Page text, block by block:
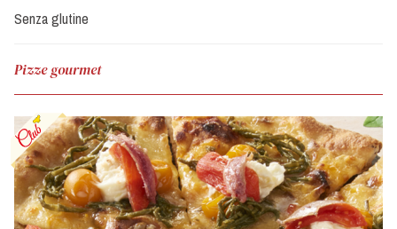
Senza glutine
Pizze gourmet